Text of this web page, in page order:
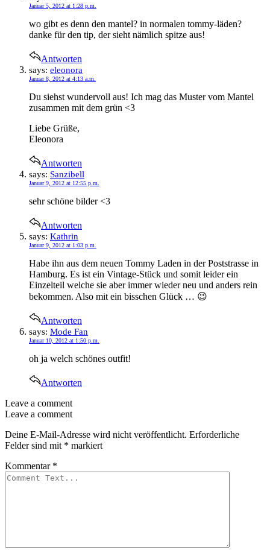
Januar 5, 2012 at 1:28 p.m.
wo gibt es denn den mantel? in normalen tommy-läden?
danke für den tip, der sieht nämlich spitze aus!
Antworten
says: eleonora
Januar 8, 2012 at 4:13 a.m.
Du siehst wundervoll aus! Ich mag das Muster vom Mantel
zusammen mit dem grün <3
Liebe Grüße,
Eleonora
Antworten
says: Sanzibell
Januar 9, 2012 at 12:55 p.m.
sehr schöne bilder <3
Antworten
says: Kathrin
Januar 9, 2012 at 1:03 p.m.
Habe ihn aus dem neuen Tommy Laden in der Poststrasse in
Hamburg. Es ist ein Vintage-Stück und somit leider ein
Einzelteil welche sie aber immer wieder neu und anders rein
bekommen. Also mit ein bisschen Glück … 😉
Antworten
says: Mode Fan
Januar 10, 2012 at 1:50 p.m.
oh ja welch schönes outfit!
Antworten
Leave a comment
Leave a comment
Deine E-Mail-Adresse wird nicht veröffentlicht. Erforderliche
Felder sind mit * markiert
Kommentar *